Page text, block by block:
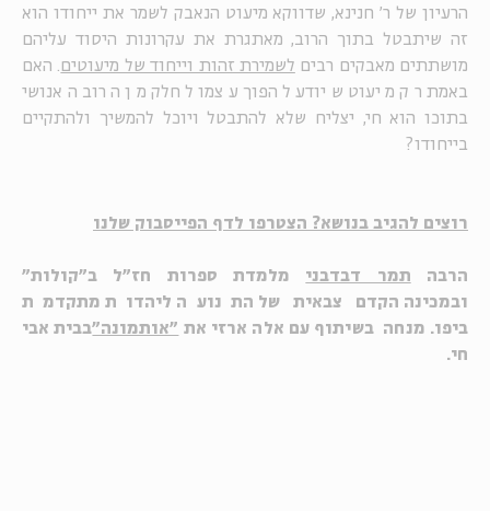
הרעיון של ר' חנינא, שדווקא מיעוט הנאבק לשמר את ייחודו הוא
זה שיתבטל בתוך הרוב, מאתגרת את עקרונות היסוד עליהם
מושתתים מאבקים רבים לשמירת זהות וייחוד של מיעוטים
. האם
באמת רק מיעוט שיודע להפוך עצמו לחלק מן הרוב האנושי
בתוכו הוא חי, יצליח שלא להתבטל ויוכל להמשיך ולהתקיים
בייחודו?
רוצים להגיב בנושא? הצטרפו לדף הפייסבוק שלנו
הרבה תמר דבדבני מלמדת ספרות חז"ל ב"קולות"
ובמכינה הקדם צבאית של התנועה ליהדות מתקדמת
ביפו. מנחה בשיתוף עם אלה ארזי את "אותמונה"בבית אבי
חי.